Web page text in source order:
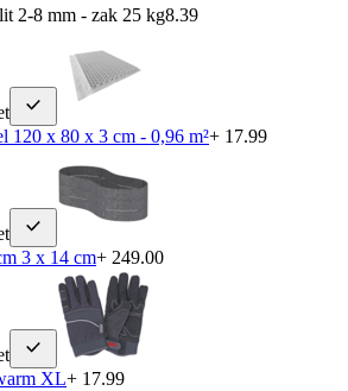
2-8 mm - zak 25 kg8.39
120 x 80 x 3 cm - 0,96 m²+ 17.99
3 x 14 cm+ 249.00
XL+ 17.99